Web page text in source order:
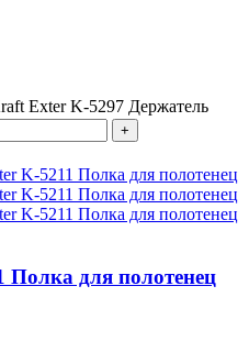
Exter K-5297 Держатель
Полка для полотенец